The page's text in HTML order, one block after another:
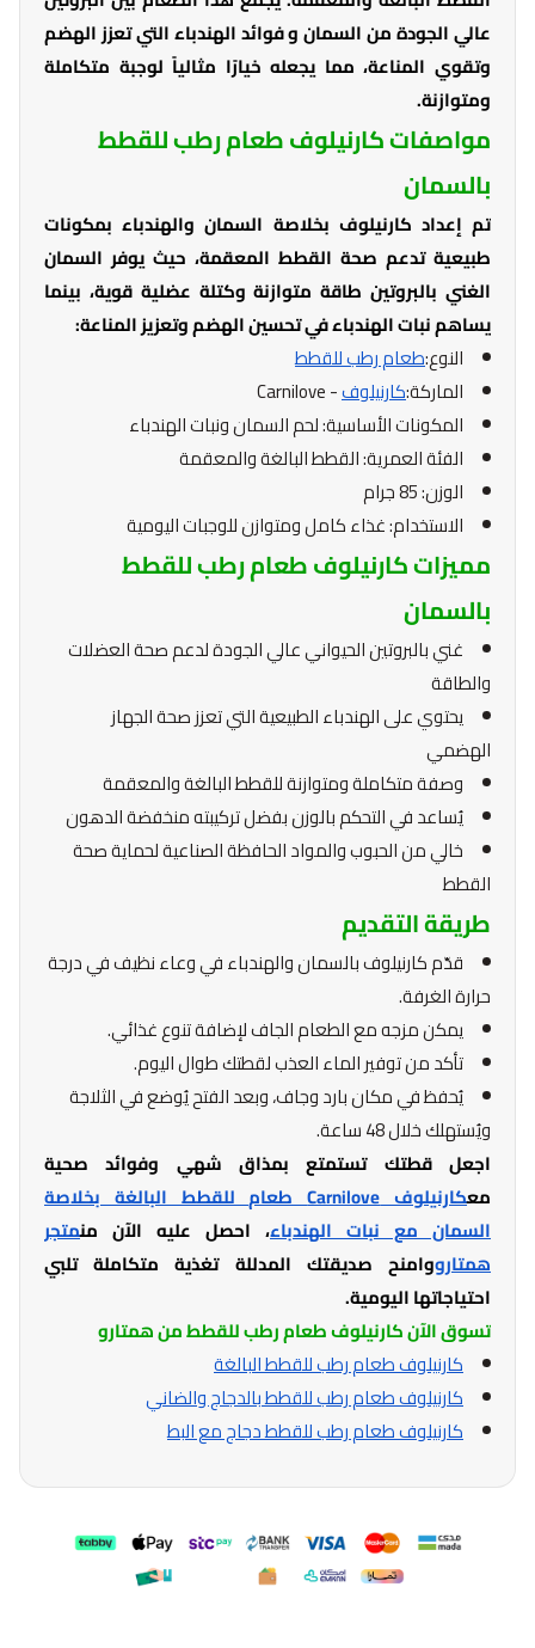
عالي الجودة من السمان و فوائد الهندباء التي تعزز الهضم
وتقوي المناعة، مما يجعله خيارًا مثالياً لوجبة متكاملة
ومتوازنة.
مواصفات كارنيلوف طعام رطب للقطط
بالسمان
تم إعداد كارنيلوف بخلاصة السمان والهندباء بمكونات
طبيعية تدعم صحة القطط المعقمة، حيث يوفر السمان
الغني بالبروتين طاقة متوازنة وكتلة عضلية قوية، بينما
يساهم نبات الهندباء في تحسين الهضم وتعزيز المناعة:
النوع:طعام رطب للقطط
الماركة:كارنيلوف- Carnilove
المكونات الأساسية: لحم السمان ونبات الهندباء
الفئة العمرية: القطط البالغة والمعقمة
الوزن: 85 جرام
الاستخدام: غذاء كامل ومتوازن للوجبات اليومية
مميزات كارنيلوف طعام رطب للقطط
بالسمان
غني بالبروتين الحيواني عالي الجودة لدعم صحة العضلات
والطاقة
يحتوي على الهندباء الطبيعية التي تعزز صحة الجهاز
الهضمي
وصفة متكاملة ومتوازنة للقطط البالغة والمعقمة
يُساعد في التحكم بالوزن بفضل تركيبته منخفضة الدهون
خالي من الحبوب والمواد الحافظة الصناعية لحماية صحة
القطط
طريقة التقديم
قدّم كارنيلوف بالسمان والهندباء في وعاء نظيف في درجة
حرارة الغرفة.
يمكن مزجه مع الطعام الجاف لإضافة تنوع غذائي.
تأكد من توفير الماء العذب لقطتك طوال اليوم.
يُحفظ في مكان بارد وجاف، وبعد الفتح يُوضع في الثلاجة
ويُستهلك خلال 48 ساعة.
اجعل قطتك تستمتع بمذاق شهي وفوائد صحية
مع
كارنيلوف Carnilove طعام للقطط البالغة بخلاصة
السمان مع نبات الهندباء، احصل عليه الآن منمتجر
همتارووامنح صديقتك المدللة تغذية متكاملة تلبي
احتياجاتها اليومية.
تسوق الآن كارنيلوف طعام رطب للقطط من همتارو
كارنيلوف طعام رطب للقطط البالغة
كارنيلوف طعام رطب للقطط بالدجاج والضاني
كارنيلوف طعام رطب للقطط دجاج مع البط